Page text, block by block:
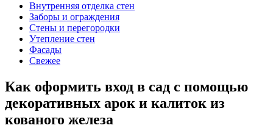
Внутренняя отделка стен
Заборы и ограждения
Стены и перегородки
Утепление стен
Фасады
Свежее
Как оформить вход в сад с помощью
декоративных арок и калиток из
кованого железа